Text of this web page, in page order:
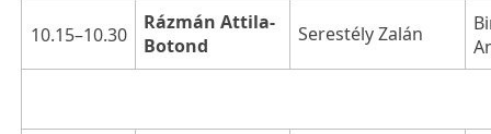
10.15–10.30
Rázmán Attila-
Botond
Serestély Zalán